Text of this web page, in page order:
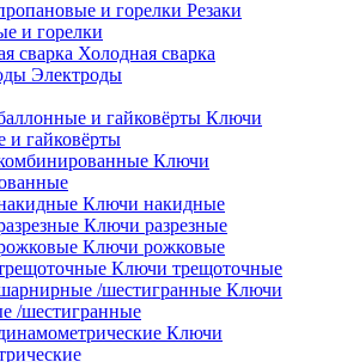
Резаки
и горелки
Холодная сварка
Электроды
Ключи
и гайковёрты
Ключи
Ключи накидные
Ключи разрезные
Ключи рожковые
Ключи трещоточные
Ключи
/шестигранные
Ключи